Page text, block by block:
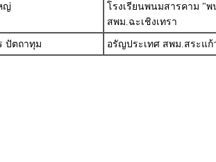
ญ่
โรงเรียนพนมสารคาม "
สพม.ฉะเชิงเทรา
ปัตถาทุม อรัญประเทศ สพม.สระแก้